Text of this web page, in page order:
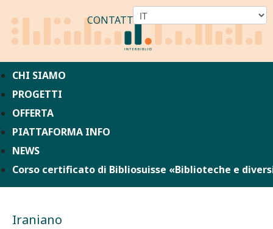
CONTATTO
CHI SIAMO
PROGETTI
OFFERTA
PIATTAFORMA INFO
NEWS
Corso certificato di Bibliosuisse «Biblioteche e
Iraniano